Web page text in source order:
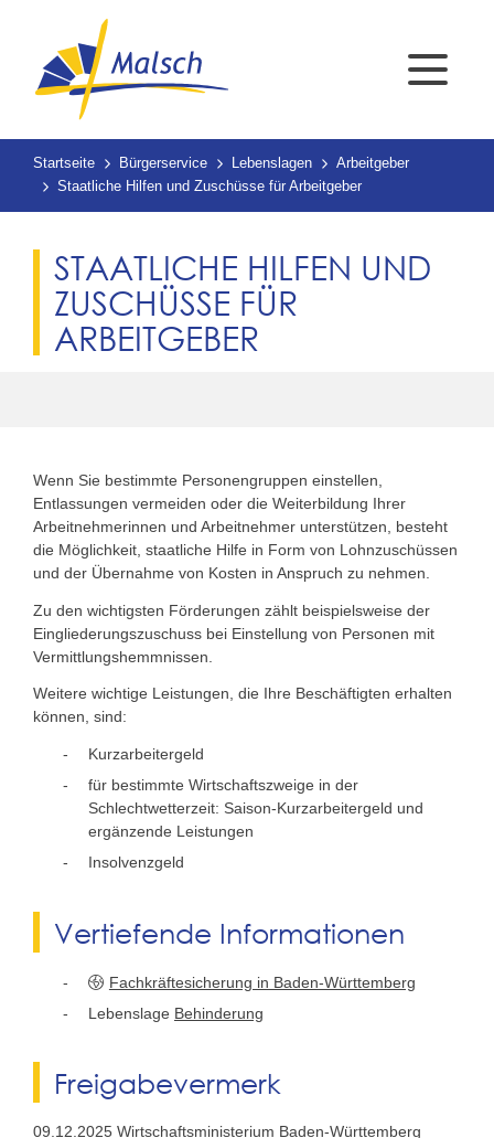
Startseite Bürgerservice Lebenslagen
Arbeitgeber
Staatliche Hilfen und Zuschüsse für Arbeitgeber
STAATLICHE HILFEN UND
ZUSCHÜSSE FÜR
ARBEITGEBER
Wenn Sie bestimmte Personengruppen einstellen,
Entlassungen vermeiden oder die Weiterbildung Ihrer
Arbeitnehmerinnen und Arbeitnehmer unterstützen, besteht
die Möglichkeit, staatliche Hilfe in Form von Lohnzuschüssen
und der Übernahme von Kosten in Anspruch zu nehmen.
Zu den wichtigsten Förderungen zählt beispielsweise der
Eingliederungszuschuss bei Einstellung von Personen mit
Vermittlungshemmnissen.
Weitere wichtige Leistungen, die Ihre Beschäftigten erhalten
können, sind:
Kurzarbeitergeld
für bestimmte Wirtschaftszweige in der
Schlechtwetterzeit: Saison-Kurzarbeitergeld und
ergänzende Leistungen
Insolvenzgeld
Vertiefende Informationen
Fachkräftesicherung in Baden-Württemberg
Lebenslage Behinderung
Freigabevermerk
09.12.2025 Wirtschaftsministerium Baden-Württemberg